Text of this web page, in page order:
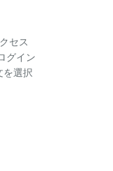
セス
グイン
を選択